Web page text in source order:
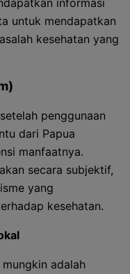
informasi
untuk mendapatkan
kesehatan yang
penggunaan
dari Papua
manfaatnya.
secara subjektif,
yang
kesehatan.
adalah